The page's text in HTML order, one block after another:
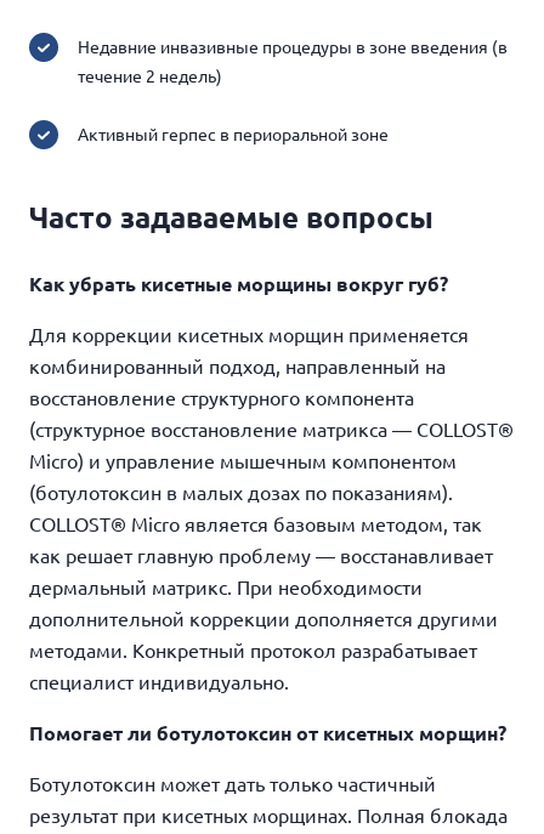
Недавние инвазивные процедуры в зоне введения (в
течение 2 недель)
Активный герпес в периоральной зоне
Часто задаваемые вопросы
Как убрать кисетные морщины вокруг губ?
Для коррекции кисетных морщин применяется
комбинированный подход, направленный на
восстановление структурного компонента
(структурное восстановление матрикса — COLLOST®
Micro) и управление мышечным компонентом
(ботулотоксин в малых дозах по показаниям).
COLLOST® Micro является базовым методом, так
как решает главную проблему — восстанавливает
дермальный матрикс. При необходимости
дополнительной коррекции дополняется другими
методами. Конкретный протокол разрабатывает
специалист индивидуально.
Помогает ли ботулотоксин от кисетных морщин?
Ботулотоксин может дать только частичный
результат при кисетных морщинах. Полная блокада